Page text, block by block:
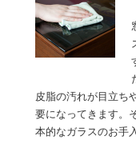
皮脂の汚れが目立ち
要になってきます。
本的なガラスのお手